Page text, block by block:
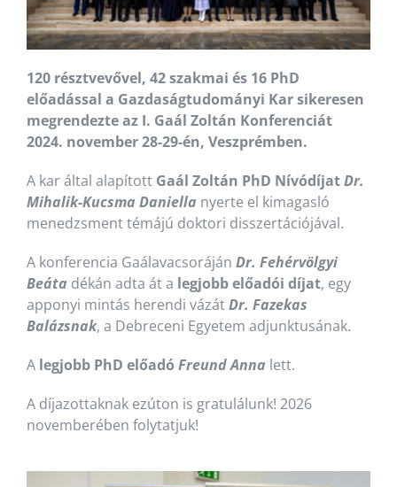
120 résztvevővel, 42 szakmai és 16 PhD
előadással a Gazdaságtudományi Kar sikeresen
megrendezte az I. Gaál Zoltán Konferenciát
2024. november 28-29-én, Veszprémben.
A kar által alapított Gaál Zoltán PhD NívódíjatDr.
Mihalik-Kucsma Daniella nyerte el kimagasló
menedzsment témájú doktori disszertációjával.
A konferencia Gaálavacsoráján Dr. Fehérvölgyi
Beáta dékán adta át a legjobb előadói díjat, egy
apponyi mintás herendi vázátDr. Fazekas
Balázsnak, a Debreceni Egyetem adjunktusának.
A legjobb PhD előadó Freund Anna lett.
A díjazottaknak ezúton is gratulálunk! 2026
novemberében folytatjuk!